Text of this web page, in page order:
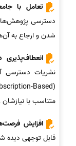
تعامل با
دسترسی پژوهش‌ها
شدن و ارجاع به
انعطاف‌پذیری
متناسب با
افزایش
قابل توجهی دیده